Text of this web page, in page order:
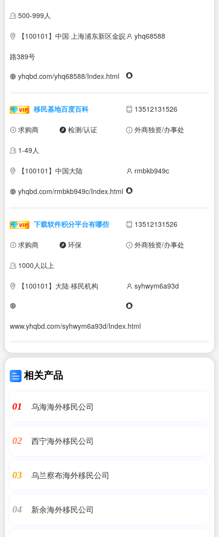
500-999人
【100101】中国·上海浦东新区金皖
路389号
yhq68588
yhqbd.com/yhq68588/Index.html
移民基地百度百科 13512131526
求购商 检测/认证 外商独资/办事处
1-49人
【100101】中国大陆 rmbkb949c
yhqbd.com/rmbkb949c/Index.html
下载软件积分平台有哪些 13512131526
求购商 环保 外商独资/办事处
1000人以上
【100101】大陆·移民机构 syhwym6a93d
www.yhqbd.com/syhwym6a93d/Index.html
相关产品
01 乌海海外移民公司
02 西宁海外移民公司
03 乌兰察布海外移民公司
04 新余海外移民公司